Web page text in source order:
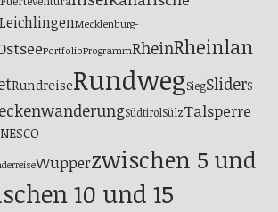
Mecklenburg-
PortfolioProgrammRheinRheinlan
RundreiseRundwegSiegSliderS
SüdtirolSülzTalsperre
Wupperzwischen 5 und
10 und 15